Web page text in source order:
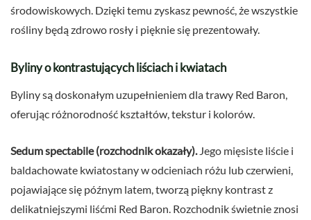
środowiskowych. Dzięki temu zyskasz pewność, że wszystkie
rośliny będą zdrowo rosły i pięknie się prezentowały.
Byliny o kontrastujących liściach i kwiatach
Byliny są doskonałym uzupełnieniem dla trawy Red Baron,
oferując różnorodność kształtów, tekstur i kolorów.
Sedum spectabile (rozchodnik okazały). Jego mięsiste liście i
baldachowate kwiatostany w odcieniach różu lub czerwieni,
pojawiające się późnym latem, tworzą piękny kontrast z
delikatniejszymi liśćmi Red Baron. Rozchodnik świetnie znosi